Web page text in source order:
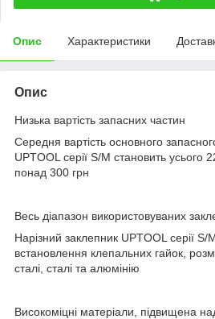
Опис Характеристики
Опис
Низька вартість запасних частин
Середня вартість основного
UPTOOL серії S/M становить усього
понад 300 грн
Весь діапазон використовуваних
Нарізний заклепник UPTOOL серії S/
встановлення клепальних гайок,
сталі, сталі та алюмінію
Високоміцні матеріали, підвищена